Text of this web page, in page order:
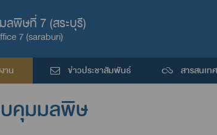
ลพิษที่ 7 (สระบุรี)
7 (saraburi)
าน ข่าวประชาสัมพันธ์ สารสนเท
คุมมลพิษ